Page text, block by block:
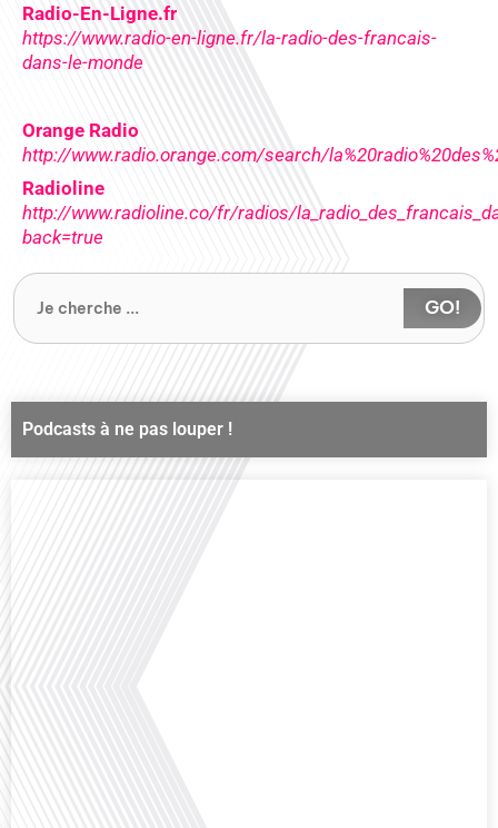
Radio-En-Ligne.fr
https://www.radio-en-ligne.fr/la-radio-des-francais-
dans-le-monde
Orange Radio
http://www.radio.orange.com/search/
Radioline
http://www.radioline.co/fr/radios/
back=true
GO!
Podcasts à ne pas louper !